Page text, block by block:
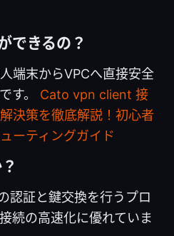
できるの？
端末からVPCへ直接安全
す。 Cato vpn client 接
決策を徹底解説！初心者
ーティングガイド
認証と鍵交換を行うプロ
続の高速化に優れていま